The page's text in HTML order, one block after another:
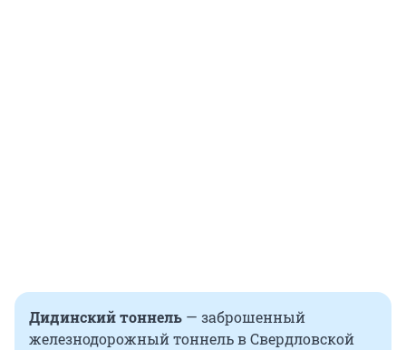
Дидинский тоннель — заброшенный
железнодорожный тоннель в Свердловской